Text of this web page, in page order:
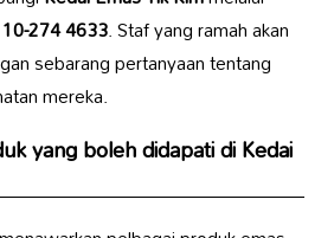
274 4633. Staf yang ramah akan
sebarang pertanyaan tentang
mereka.
yang boleh didapati diKedai